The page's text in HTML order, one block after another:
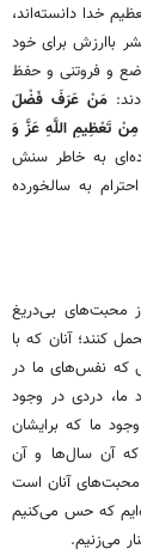
خدا دانسته‌اند،
باارزش برای خود
و فروتنی و حفظ
مَنْ عَرَفَ فَضْلَ
تَعْظِیمِ اللَّهِ عَزَّ وَ
به خاطر سنش
به سالخورده
محبت‌های بی‌دریغ
کنند؛ آنان که با
که نفس‌های ما در
ما، دردی در وجود
ما که برایشان
که آن سال‌ها و آن
محبت‌های آنان است
که حس می‌کنیم
می‌زنیم.